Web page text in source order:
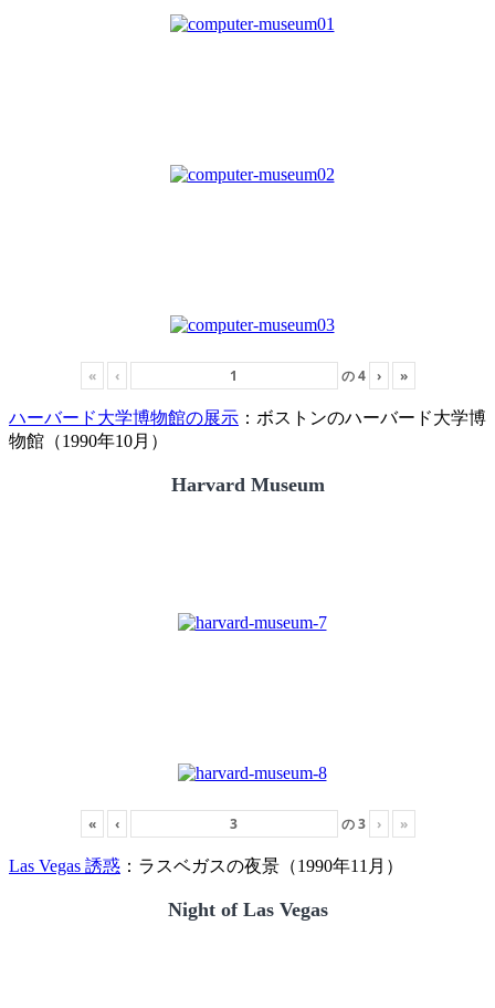
« ‹ の4 › »
ハーバード大学博物館の展示 ：ボストンのハーバード大学博
物館（1990年10月）
Harvard Museum
« ‹ の3 › »
Las Vegas 誘惑 ：ラスベガスの夜景（1990年11月）
Night of Las Vegas